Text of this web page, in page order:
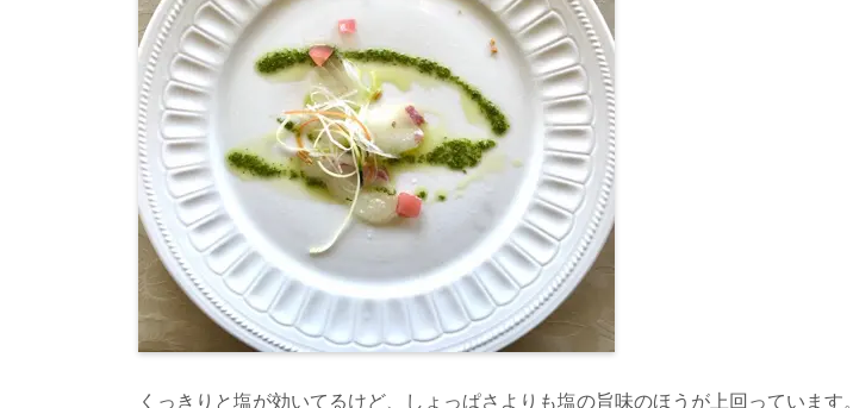
くっきりと塩が効いてるけど、しょっぱさよりも塩の旨味のほうが上回っています。